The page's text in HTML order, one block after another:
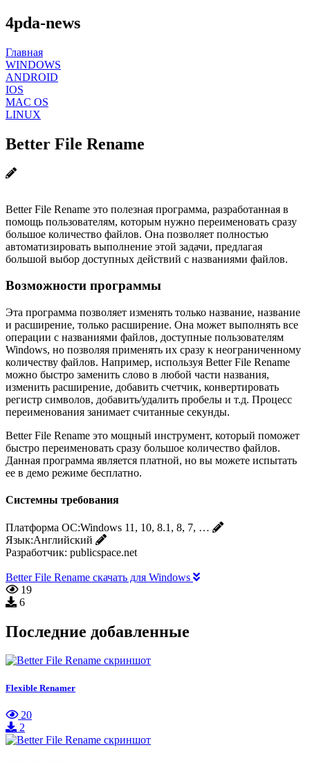
4pda-news
Главная
WINDOWS
ANDROID
IOS
MAC OS
LINUX
Better File Rename
Better File Rename это полезная программа, разработанная в
помощь пользователям, которым нужно переименовать сразу
большое количество файлов. Она позволяет полностью
автоматизировать выполнение этой задачи, предлагая
большой выбор доступных действий с названиями файлов.
Возможности программы
Эта программа позволяет изменять только название, название
и расширение, только расширение. Она может выполнять все
операции с названиями файлов, доступные пользователям
Windows, но позволяя применять их сразу к неограниченному
количеству файлов. Например, используя Better File Rename
можно быстро заменить слово в любой части названия,
изменить расширение, добавить счетчик, конвертировать
регистр символов, добавить/удалить пробелы и т.д. Процесс
переименования занимает считанные секунды.
Better File Rename это мощный инструмент, который поможет
быстро переименовать сразу большое количество файлов.
Данная программа является платной, но вы можете испытать
ее в демо режиме бесплатно.
Системны требования
Платформа ОС:Windows 11, 10, 8.1, 8, 7, …
Язык:Английский
Разработчик: publicspace.net
Better File Rename скачать для Windows
19
6
Последние добавленные
Flexible Renamer
20
2